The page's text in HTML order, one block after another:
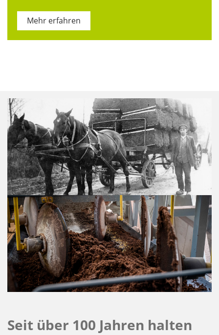
Mehr erfahren
Seit über 100 Jahren halten